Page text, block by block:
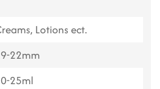
Lotions ect.
22mm
25ml